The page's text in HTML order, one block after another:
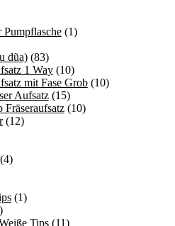
Pumpflasche (1)
dũa) (83)
1 Way (10)
mit Fase Grob (10)
Aufsatz (15)
Fräseraufsatz (10)
(12)
(4)
(1)
Tips (11)